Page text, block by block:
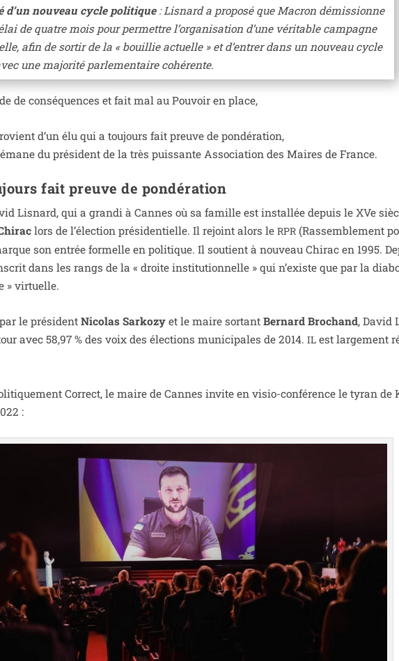
d’un nou­veau cycle poli­tique: Lisnard a pro­po­sé que Macron démis­sionne
de quatre mois pour per­mettre l’organisation d’une véri­table cam­pagne
afin de sor­tir de la « bouillie actuelle » et d’entrer dans un nou­veau cycle
une majo­ri­té par­le­men­taire cohérente.
de consé­quences et fait mal au Pouvoir en place,
d’un élu qui a tou­jours fait preuve de pon­dé­ra­tion,
émane du pré­sident de la très puis­sante Association des Maires de France.
fait preuve de pondération
Lisnard, qui a gran­di à Cannes où sa famille est ins­tal­lée depuis le XVe
lors de l’élection pré­si­den­tielle. Il rejoint alors leRPR (Rassemblement
son entrée for­melle en poli­tique. Il sou­tient à nou­veau Chirac en 1995.
dans les rangs de la « droite ins­ti­tu­tion­nelle » qui n’existe que par la
» virtuelle.
le pré­sidentNicolas Sarkozy et le maire sor­tantBernard Brochand, David
avec 58,97 % des voix des élec­tions muni­ci­pales de 2014.IL est lar­ge­ment
Correct, le maire de Cannes invite en visio-confé­rence le tyran de
: